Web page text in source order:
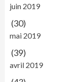
juin 2019
(30)
mai 2019
(39)
avril 2019